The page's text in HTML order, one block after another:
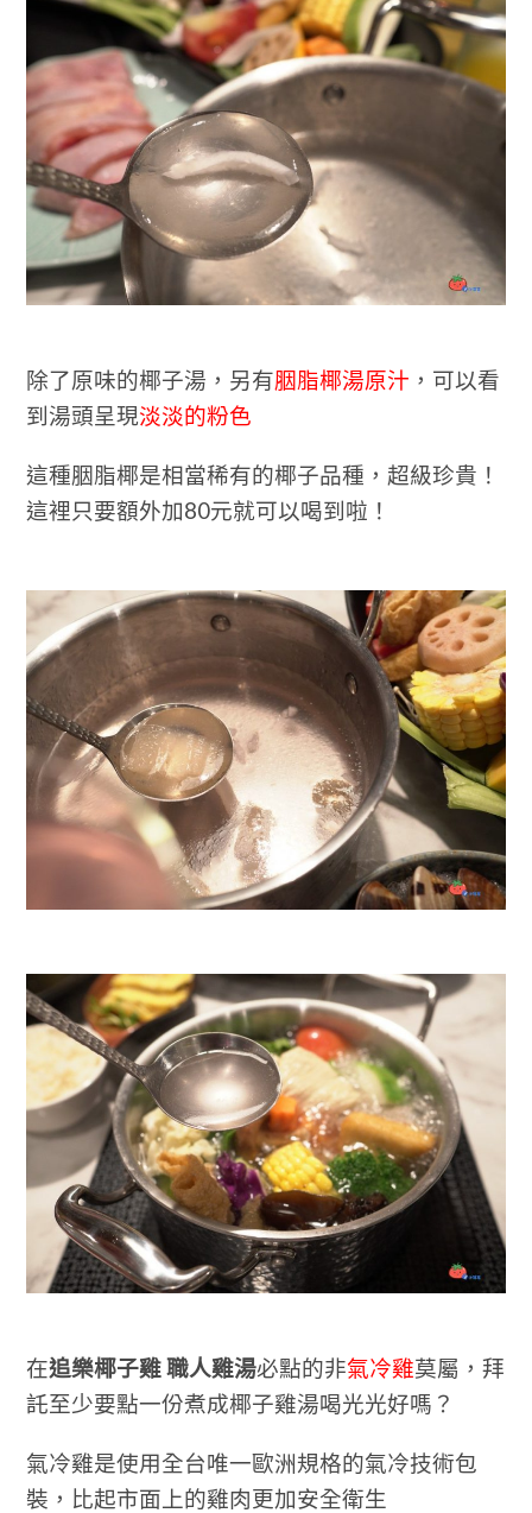
除了原味的椰子湯，另有胭脂椰湯原汁 ，可以看
到湯頭呈現淡淡的粉色
這種胭脂椰是相當稀有的椰子品種，超級珍貴！
這裡只要額外加80元就可以喝到啦！
在追樂椰子雞 職人雞湯必點的非氣冷雞莫屬，拜
託至少要點一份煮成椰子雞湯喝光光好嗎？
氣冷雞是使用全台唯一歐洲規格的氣冷技術包
裝，比起市面上的雞肉更加安全衛生